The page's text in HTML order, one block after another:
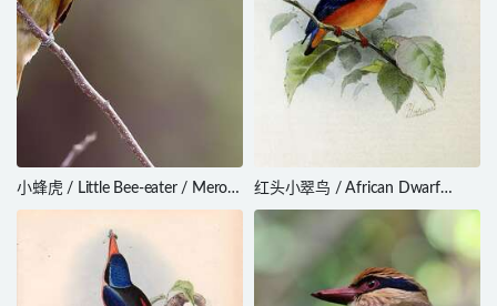
小蜂虎 / Little Bee-eater / Merops
pusillus
红头小翠鸟 / African Dwarf
Kingfisher / Ispidina lecontei